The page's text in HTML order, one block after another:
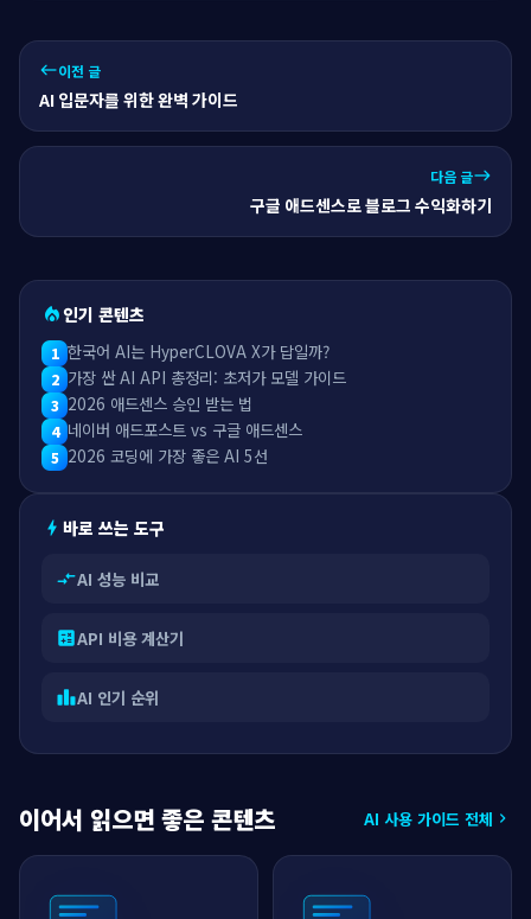
west이전 글
AI 입문자를 위한 완벽 가이드
다음 글east
구글 애드센스로 블로그 수익화하기
local_fire_department인기 콘텐츠
1 한국어 AI는 HyperCLOVA X가 답일까?
2 가장 싼 AI API 총정리: 초저가 모델 가이드
3 2026 애드센스 승인 받는 법
4 네이버 애드포스트 vs 구글 애드센스
5 2026 코딩에 가장 좋은 AI 5선
bolt 바로 쓰는 도구
compare_arrowsAI 성능 비교
calculateAPI 비용 계산기
leaderboardAI 인기 순위
이어서 읽으면 좋은 콘텐츠 AI 사용 가이드 전체 chevron_right